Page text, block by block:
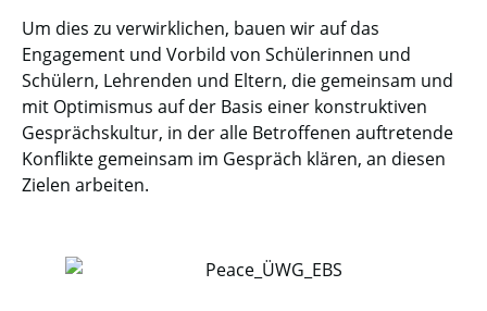
Um dies zu verwirklichen, bauen wir auf das
Engagement und Vorbild von Schülerinnen und
Schülern, Lehrenden und Eltern, die gemeinsam und
mit Optimismus auf der Basis einer konstruktiven
Gesprächskultur, in der alle Betroffenen auftretende
Konflikte gemeinsam im Gespräch klären, an diesen
Zielen arbeiten.